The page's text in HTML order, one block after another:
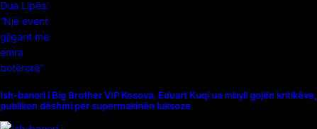
Ish-banori i Big Brother VIP Kosova, Eduart Kuqi ua mbyll gojën kritikëve,
publikon dëshmi për supermakinën luksoze